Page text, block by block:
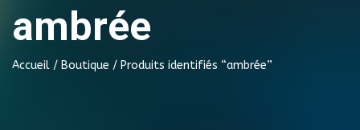
ambrée
Accueil / Boutique / Produits identifiés “ambrée”